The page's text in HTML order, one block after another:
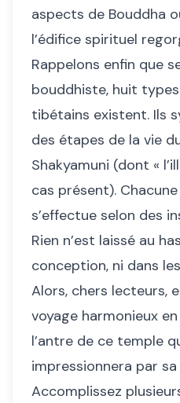
aspects de Bouddha
l’édifice spirituel
Rappelons enfin que
bouddhiste, huit
tibétains existent. Ils
des étapes de la vie
Shakyamuni (dont «
cas présent).
s’effectue selon des
Rien n’est laissé au
conception, ni dans
Alors, chers lecteurs,
voyage harmonieux
l’antre de ce temple
impressionnera par
Accomplissez